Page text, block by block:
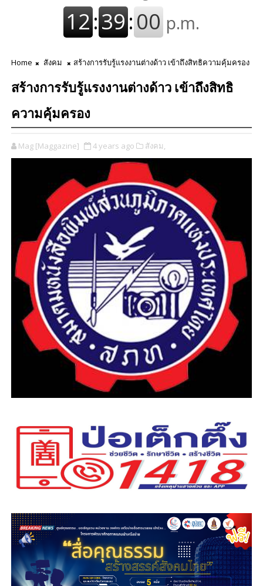
Home สังคม สร้างการรับรู้แรงงานต่างด้าว เข้าถึงสิทธิความคุ้มครอง
สร้างการรับรู้แรงงานต่างด้าว เข้าถึงสิทธิ
ความคุ้มครอง
Mag [Maggazine] 4 years ago สังคม,